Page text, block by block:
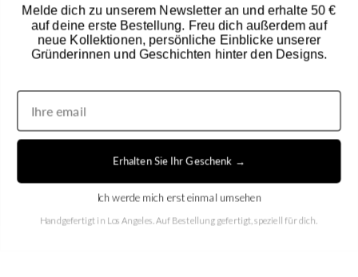
EN DE
Melde dich zu unserem Newsletter an und erhalte 50 €
auf deine erste Bestellung. Freu dich außerdem auf
neue Kollektionen, persönliche Einblicke unserer
Gründerinnen und Geschichten hinter den Designs.
Erhalten Sie Ihr Geschenk →
Ich werde mich erst einmal umsehen
Handgefertigt in Los Angeles. Auf Bestellung gefertigt, speziell für dich.